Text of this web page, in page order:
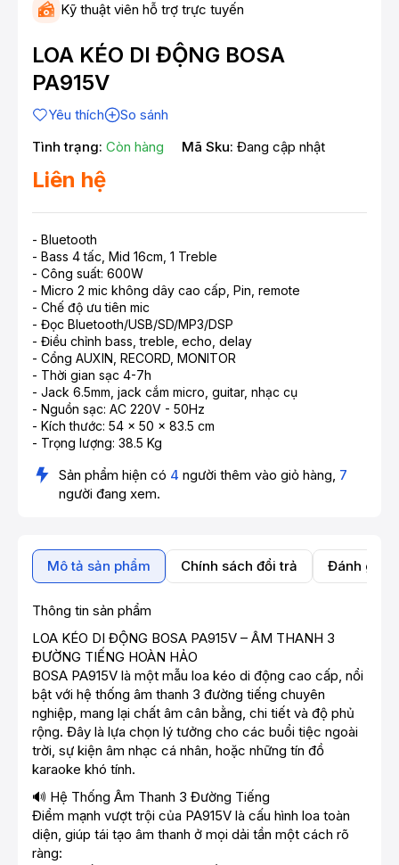
Kỹ thuật viên hỗ trợ trực tuyến
LOA KÉO DI ĐỘNG BOSA
PA915V
Yêu thích
So sánh
Tình trạng: Còn hàng Mã Sku: Đang cập nhật
Liên hệ
- Bluetooth
- Bass 4 tấc, Mid 16cm, 1 Treble
- Công suất: 600W
- Micro 2 mic không dây cao cấp, Pin, remote
- Chế độ ưu tiên mic
- Đọc Bluetooth/USB/SD/MP3/DSP
- Điều chỉnh bass, treble, echo, delay
- Cổng AUXIN, RECORD, MONITOR
- Thời gian sạc 4-7h
- Jack 6.5mm, jack cắm micro, guitar, nhạc cụ
- Nguồn sạc: AC 220V - 50Hz
- Kích thước: 54 x 50 x 83.5 cm
- Trọng lượng: 38.5 Kg
Sản phẩm hiện có 4 người thêm vào giỏ hàng, 7
người đang xem.
Mô tả sản phẩm Chính sách đổi trả Đánh giá
Thông tin sản phẩm
LOA KÉO DI ĐỘNG BOSA PA915V – ÂM THANH 3
ĐƯỜNG TIẾNG HOÀN HẢO
BOSA PA915V là một mẫu loa kéo di động cao cấp, nổi
bật với hệ thống âm thanh 3 đường tiếng chuyên
nghiệp, mang lại chất âm cân bằng, chi tiết và độ phủ
rộng. Đây là lựa chọn lý tưởng cho các buổi tiệc ngoài
trời, sự kiện âm nhạc cá nhân, hoặc những tín đồ
karaoke khó tính.
🔊 Hệ Thống Âm Thanh 3 Đường Tiếng
Điểm mạnh vượt trội của PA915V là cấu hình loa toàn
diện, giúp tái tạo âm thanh ở mọi dải tần một cách rõ
ràng: